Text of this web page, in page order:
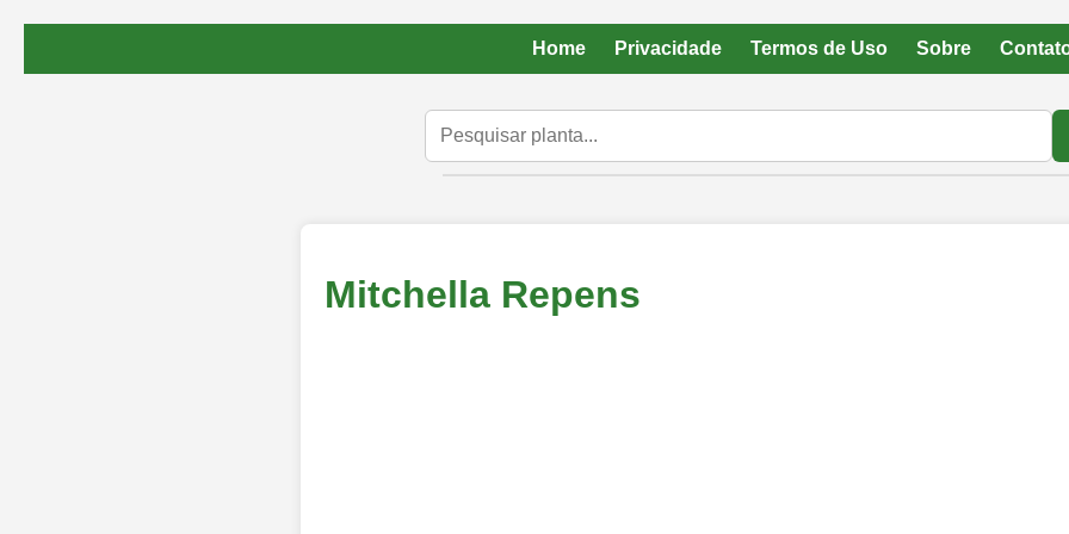
Home Privacidade Termos de Uso Sobre
Mitchella Repens